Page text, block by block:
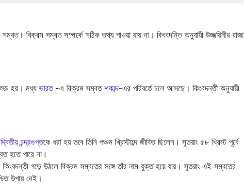
বিক্রম সম্বত সম্পর্কে সঠিক তথ্য পাওয়া যায় না। কিংবদন্তি অনুযায়ী উজ্জয়িনীর রাজা
শুরু হয়। মধ্য ভারত-এ বিক্রম সম্বত শকাব্দ-এর পরিবর্তে চলে আসছে। কিংবদন্তী অনুযায়ী
দ্বিতীয় চন্দ্রগুপ্তকে ধরা হয় তবে তিনি পঞ্চম খ্রিস্টাব্দে জীবিত ছিলেন। সুতরাং ৫৮ খ্রিস্ট পূর্বে
হতে পারে না।
কিংবদন্তী গড়ে উঠলে বিক্রম সম্বতের সঙ্গে তাঁর নাম যুক্ত হয়ে যায়। সুতরাং এই সম্বতের
উপায় নেই।